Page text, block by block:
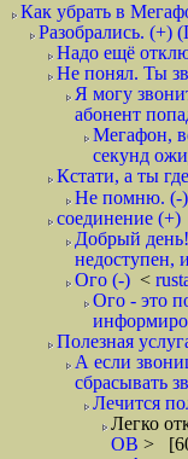
Как убрать в
Разобрались. (+)
Надо ещё
Не понял. Ты
Я могу
абонент
Мегафон,
секунд
Кстати, а ты
Не помню. (-)
соединение (+)
Добрый
недоступен,
Ого (-) <
Ого - это
Полезная
А если
сбрасывать
Лечится
Легко
ОВ >